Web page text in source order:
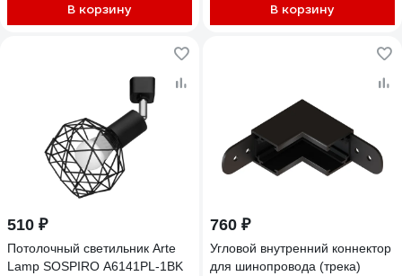
В корзину В корзину
510 ₽
Потолочный светильник Arte
Lamp SOSPIRO A6141PL-1BK
760 ₽
Угловой внутренний коннектор
для шинопровода (трека)